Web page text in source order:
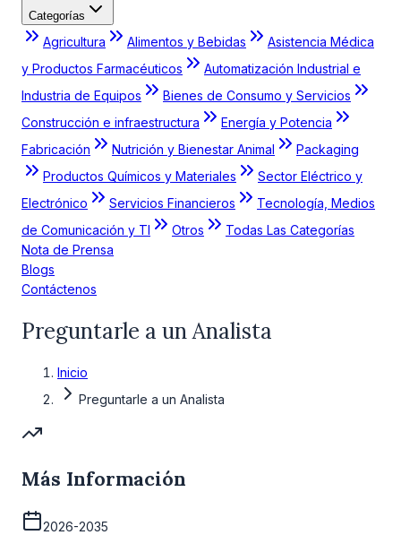
Categorías
Agricultura Alimentos y Bebidas
Asistencia Médica
y Productos Farmacéuticos
Automatización Industrial e
Industria de Equipos
Bienes de Consumo y Servicios
Construcción e infraestructura
Energía y Potencia
Fabricación
Nutrición y Bienestar Animal
Packaging
Productos Químicos y Materiales
Sector Eléctrico y
Electrónico
Servicios Financieros
Tecnología, Medios
de Comunicación y TI
Otros
Todas Las Categorías
Nota de Prensa
Blogs
Contáctenos
Preguntarle a un Analista
Inicio
Preguntarle a un Analista
Más Información
2026-2035